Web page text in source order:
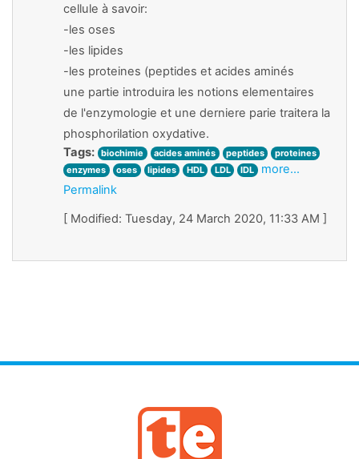
cellule à savoir:
-les oses
-les lipides
-les proteines (peptides et acides aminés
une partie introduira les notions elementaires
de l'enzymologie et une derniere parie traitera la
phosphorilation oxydative.
Tags: biochimie acides aminés peptides
proteines
enzymes
oses lipides HDL LDL IDL
more...
Permalink
[ Modified: Tuesday, 24 March 2020, 11:33 AM ]